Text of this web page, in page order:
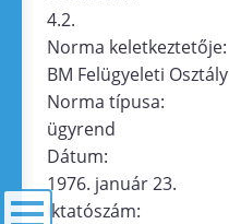
4.2.
Norma keletkeztetője:
BM Felügyeleti Osztály
Norma típusa:
ügyrend
Dátum:
1976. január 23.
Iktatószám: